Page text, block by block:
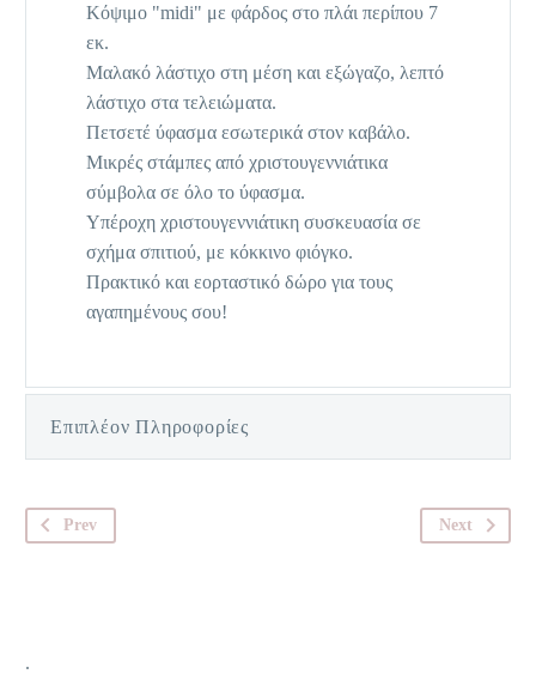
Κόψιμο "midi" με φάρδος στο πλάι περίπου 7
εκ.
Μαλακό λάστιχο στη μέση και εξώγαζο, λεπτό
λάστιχο στα τελειώματα.
Πετσετέ ύφασμα εσωτερικά στον καβάλο.
Μικρές στάμπες από χριστουγεννιάτικα
σύμβολα σε όλο το ύφασμα.
Υπέροχη χριστουγεννιάτικη συσκευασία σε
σχήμα σπιτιού, με κόκκινο φιόγκο.
Πρακτικό και εορταστικό δώρο για τους
αγαπημένους σου!
Επιπλέον Πληροφορίες
Prev Next
.